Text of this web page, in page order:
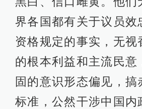
界各国都有关于议员效
资格规定的事实，无视
的根本利益和主流民意
固的意识形态偏见，搞
标准，公然干涉中国内